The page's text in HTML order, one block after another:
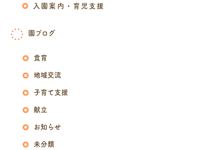
入園案内・育児支援
園ブログ
食育
地域交流
子育て支援
献立
お知らせ
未分類